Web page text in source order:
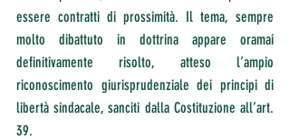
essere contratti di prossimità. Il tema, sempre
molto dibattuto in dottrina appare oramai
definitivamente risolto, atteso l’ampio
riconoscimento giurisprudenziale dei principi di
libertà sindacale, sanciti dalla Costituzione all’art.
39.